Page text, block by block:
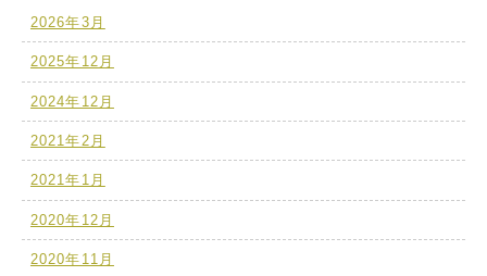
2026年3月
2025年12月
2024年12月
2021年2月
2021年1月
2020年12月
2020年11月